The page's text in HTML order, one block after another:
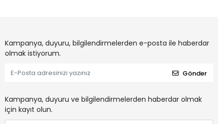
Kampanya, duyuru, bilgilendirmelerden e-posta ile haberdar
olmak istiyorum.
Gönder
Kampanya, duyuru ve bilgilendirmelerden haberdar olmak
için kayıt olun.